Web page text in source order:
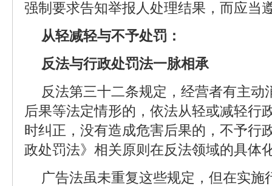
强制要求告知举报人处理结果，而应当
从轻减轻与不予处罚：
反法与行政处罚法一脉相承
反法第三十二条规定，经营者有主动
后果等法定情形的，依法从轻或减轻行
时纠正，没有造成危害后果的，不予行
政处罚法》相关原则在反法领域的具体
广告法虽未重复这些规定，但在实施